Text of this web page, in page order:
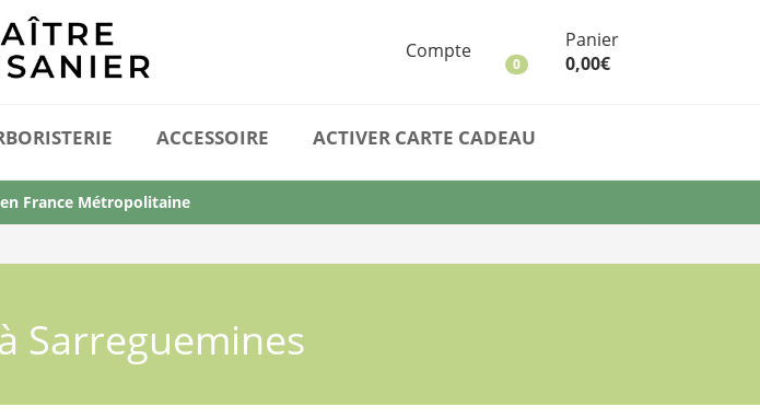
Compte
Panier
0,00€
0
ACCESSOIRE ACTIVER CARTE CADEAU
France Métropolitaine
Sarreguemines